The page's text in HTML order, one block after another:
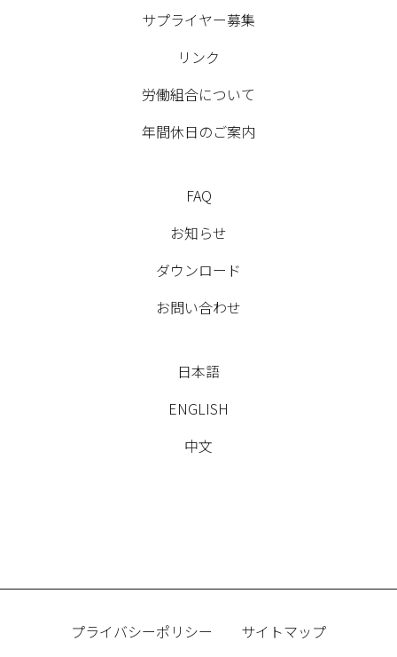
サプライヤー募集
リンク
労働組合について
年間休日のご案内
FAQ
お知らせ
ダウンロード
お問い合わせ
日本語
ENGLISH
中文
プライバシーポリシー サイトマップ